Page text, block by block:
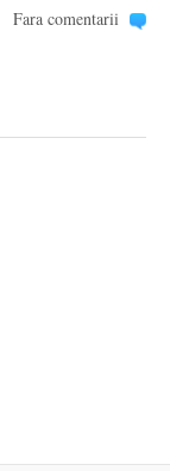
Fara comentarii